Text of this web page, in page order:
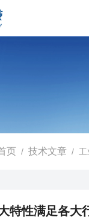
页 /技术文章 / 工业
特性满足各大